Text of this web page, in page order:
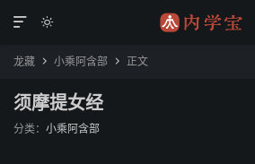


龙藏  小乘阿含部  正文
须摩提女经
分类： 小乘阿含部